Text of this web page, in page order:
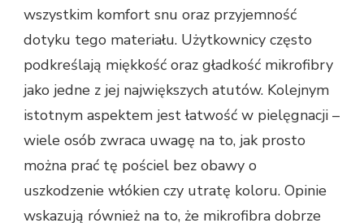
wszystkim komfort snu oraz przyjemność
dotyku tego materiału. Użytkownicy często
podkreślają miękkość oraz gładkość mikrofibry
jako jedne z jej największych atutów. Kolejnym
istotnym aspektem jest łatwość w pielęgnacji –
wiele osób zwraca uwagę na to, jak prosto
można prać tę pościel bez obawy o
uszkodzenie włókien czy utratę koloru. Opinie
wskazują również na to, że mikrofibra dobrze